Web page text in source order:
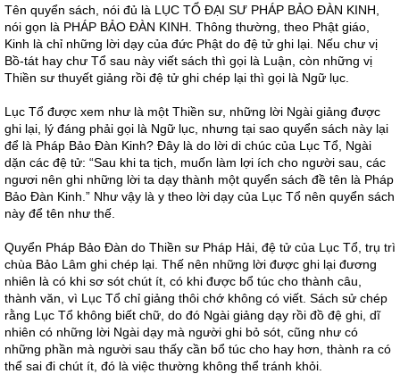
Tên quyển sách, nói đủ là LỤC TỔ ĐẠI SƯ PHÁP BẢO ĐÀN KINH,
nói gọn là PHÁP BẢO ĐÀN KINH. Thông thường, theo Phật giáo,
Kinh là chỉ những lời dạy của đức Phật do đệ tử ghi lại. Nếu chư vị
Bồ-tát hay chư Tổ sau này viết sách thì gọi là Luận, còn những vị
Thiền sư thuyết giảng rồi đệ tử ghi chép lại thì gọi là Ngữ lục.
Lục Tổ được xem như là một Thiền sư, những lời Ngài giảng được
ghi lại, lý đáng phải gọi là Ngữ lục, nhưng tại sao quyển sách này lại
để là Pháp Bảo Đàn Kinh? Đây là do lời di chúc của Lục Tổ, Ngài
dặn các đệ tử: “Sau khi ta tịch, muốn làm lợi ích cho người sau, các
ngươi nên ghi những lời ta dạy thành một quyển sách đề tên là Pháp
Bảo Đàn Kinh.” Như vậy là y theo lời dạy của Lục Tổ nên quyển sách
này để tên như thế.
Quyển Pháp Bảo Đàn do Thiền sư Pháp Hải, đệ tử của Lục Tổ, trụ trì
chùa Bảo Lâm ghi chép lại. Thế nên những lời được ghi lại đương
nhiên là có khi sơ sót chút ít, có khi được bổ túc cho thành câu,
thành văn, vì Lục Tổ chỉ giảng thôi chớ không có viết. Sách sử chép
rằng Lục Tổ không biết chữ, do đó Ngài giảng dạy rồi đồ đệ ghi, dĩ
nhiên có những lời Ngài dạy mà người ghi bỏ sót, cũng như có
những phần mà người sau thấy cần bổ túc cho hay hơn, thành ra có
thể sai đi chút ít, đó là việc thường không thể tránh khỏi.